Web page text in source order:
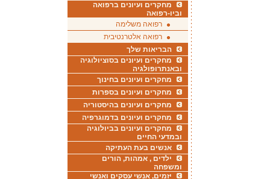
מחקרים ועיונים ברפואה
וביו-רפואה
רפואה משלימה
רפואה אלטרנטיבית
הבריאות שלך
מחקרים ועיונים בסוציולוגיה
ובאנתרופולגיה
מחקרים ועיונים בחינוך
מחקרים ועיונים בספרות
מחקרים ועיונים בהיסטוריה
מחקרים ועיונים בדמוגרפיה
מחקרים ועיונים בביולוגיה
ובמדעי החיים
אנשים בעת העתיקה
ילדים , אמהות, הורים
ומשפחה
יזמים, אנשי עסקים ואנשי